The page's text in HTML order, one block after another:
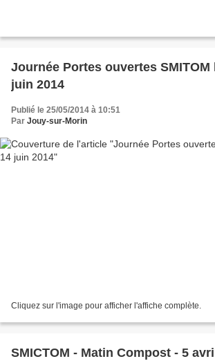
Journée Portes ouvertes SMITOM
juin 2014
Publié le 25/05/2014 à 10:51
Par Jouy-sur-Morin
Cliquez sur l'image pour afficher l'affiche complète.
SMICTOM - Matin Compost - 5